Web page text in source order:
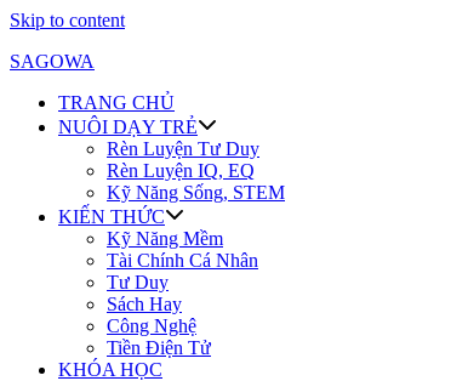
Skip to content
SAGOWA
TRANG CHỦ
NUÔI DẠY TRẺ
Rèn Luyện Tư Duy
Rèn Luyện IQ, EQ
Kỹ Năng Sống, STEM
KIẾN THỨC
Kỹ Năng Mềm
Tài Chính Cá Nhân
Tư Duy
Sách Hay
Công Nghệ
Tiền Điện Tử
KHÓA HỌC